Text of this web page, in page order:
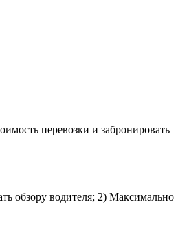
перевозки и забронировать
обзору водителя; 2) Максимально